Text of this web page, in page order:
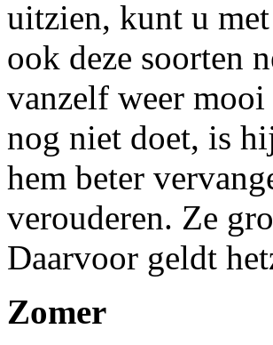
uitzien, kunt u
ook deze soorten
vanzelf weer
nog niet doet, is
hem beter
verouderen. Ze
Daarvoor geldt
Zomer